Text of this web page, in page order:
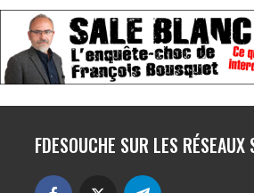
FDESOUCHE SUR LES RÉSEAUX